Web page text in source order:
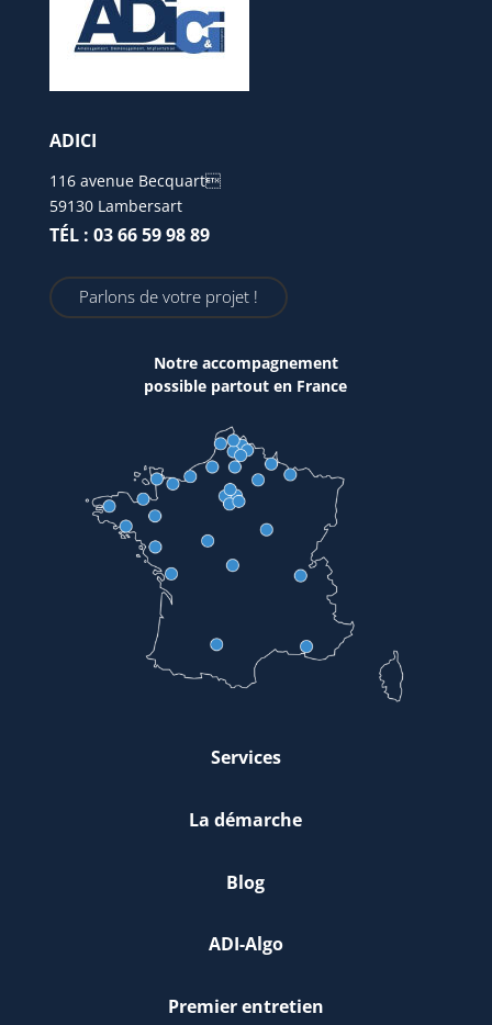
ADICI
116 avenue Becquart
59130 Lambersart
TÉL : 03 66 59 98 89
Parlons de votre projet !
Notre accompagnement
possible partout en France
Services
La démarche
Blog
ADI-Algo
Premier entretien